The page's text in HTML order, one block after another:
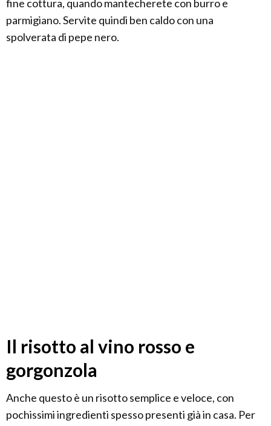
fine cottura, quando mantecherete con burro e
parmigiano. Servite quindi ben caldo con una
spolverata di pepe nero.
Il risotto al vino rosso e
gorgonzola
Anche questo è un risotto semplice e veloce, con
pochissimi ingredienti spesso presenti già in casa. Per